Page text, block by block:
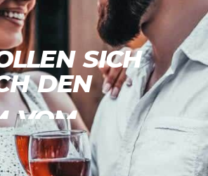
SICH
DEN
VOM